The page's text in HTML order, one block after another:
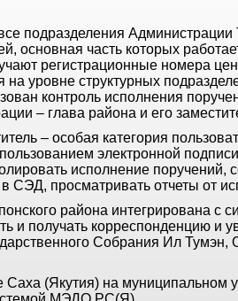
подразделения Администрации
основная часть которых
регистрационные номера
на уровне структурных
контроль исполнения
– глава района и его
– особая категория
электронной
исполнение поручений,
СЭД, просматривать отчеты от
района интегрирована с
и получать корреспонденцию и
Собрания Ил Тумэн,
(Якутия) на муниципальном